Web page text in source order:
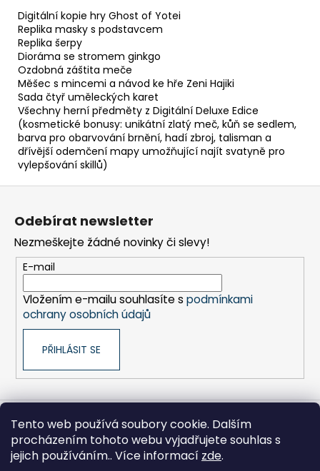
Tento web používá soubory cookie. Dalším
procházením tohoto webu vyjadřujete souhlas s
jejich používáním.. Více informací zde.
Digitální kopie hry Ghost of Yotei
Replika masky s podstavcem
Replika šerpy
Dioráma se stromem ginkgo
Ozdobná záštita meče
Měšec s mincemi a návod ke hře Zeni Hajiki
Sada čtyř uměleckých karet
Všechny herní předměty z Digitální Deluxe Edice
(kosmetické bonusy: unikátní zlatý meč, kůň se sedlem,
barva pro obarvování brnění, hadí zbroj, talisman a
dřívější odemčení mapy umožňující najít svatyně pro
vylepšování skillů)
18
999
Kč
Z
Odebírat newsletter
Nezmeškejte žádné novinky či slevy!
E-mail
Vložením e-mailu souhlasíte s podmínkami
ochrany osobních údajů
PŘIHLÁSIT SE
Sony pro Firmy Hikoki-nářadí Kontakty
Zpracování osobních údajů Obchodní podmínky
Moje objednávka